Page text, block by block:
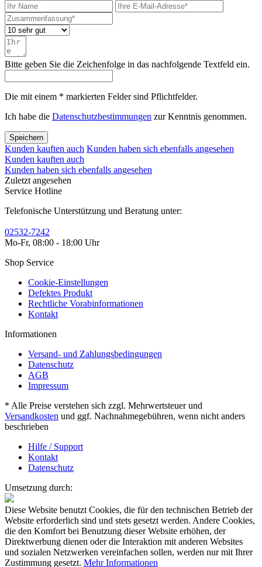
Bitte geben Sie die Zeichenfolge in das nachfolgende Textfeld ein.
Die mit einem * markierten Felder sind Pflichtfelder.
Ich habe die Datenschutzbestimmungen zur Kenntnis genommen.
Speichern
Kunden kauften auch Kunden haben sich ebenfalls angesehen
Kunden kauften auch
Kunden haben sich ebenfalls angesehen
Zuletzt angesehen
Service Hotline
Telefonische Unterstützung und Beratung unter:
02532-7242
Mo-Fr, 08:00 - 18:00 Uhr
Shop Service
Cookie-Einstellungen
Defektes Produkt
Rechtliche Vorabinformationen
Kontakt
Informationen
Versand- und Zahlungsbedingungen
Datenschutz
AGB
Impressum
* Alle Preise verstehen sich zzgl. Mehrwertsteuer und
Versandkosten und ggf. Nachnahmegebühren, wenn nicht anders
beschrieben
Hilfe / Support
Kontakt
Datenschutz
Umsetzung durch:
Diese Website benutzt Cookies, die für den technischen Betrieb der
Website erforderlich sind und stets gesetzt werden. Andere Cookies,
die den Komfort bei Benutzung dieser Website erhöhen, der
Direktwerbung dienen oder die Interaktion mit anderen Websites
und sozialen Netzwerken vereinfachen sollen, werden nur mit Ihrer
Zustimmung gesetzt. Mehr Informationen